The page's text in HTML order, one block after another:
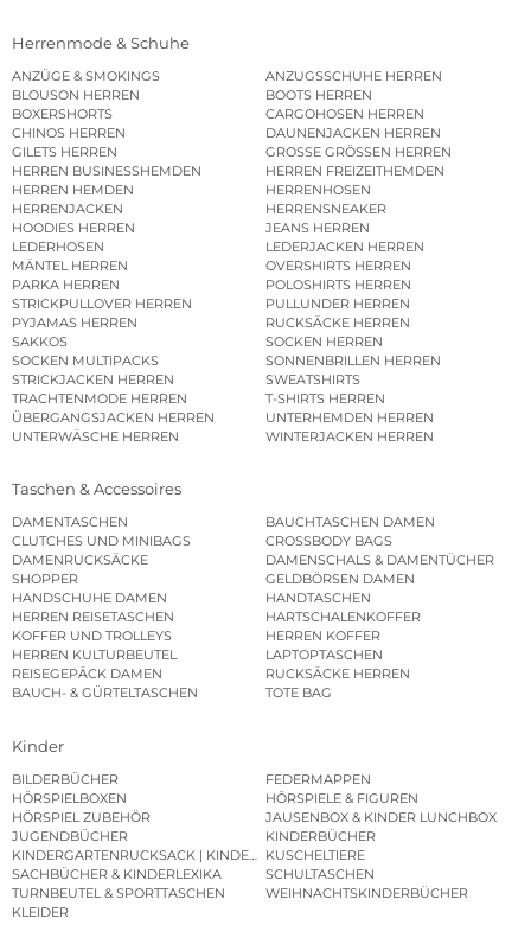
Herrenmode & Schuhe
ANZÜGE & SMOKINGS
ANZUGSSCHUHE HERREN
BLOUSON HERREN
BOOTS HERREN
BOXERSHORTS
CARGOHOSEN HERREN
CHINOS HERREN
DAUNENJACKEN HERREN
GILETS HERREN
GROSSE GRÖSSEN HERREN
HERREN BUSINESSHEMDEN
HERREN FREIZEITHEMDEN
HERREN HEMDEN
HERRENHOSEN
HERRENJACKEN
HERRENSNEAKER
HOODIES HERREN
JEANS HERREN
LEDERHOSEN
LEDERJACKEN HERREN
MÄNTEL HERREN
OVERSHIRTS HERREN
PARKA HERREN
POLOSHIRTS HERREN
STRICKPULLOVER HERREN
PULLUNDER HERREN
PYJAMAS HERREN
RUCKSÄCKE HERREN
SAKKOS
SOCKEN HERREN
SOCKEN MULTIPACKS
SONNENBRILLEN HERREN
STRICKJACKEN HERREN
SWEATSHIRTS
TRACHTENMODE HERREN
T-SHIRTS HERREN
ÜBERGANGSJACKEN HERREN
UNTERHEMDEN HERREN
UNTERWÄSCHE HERREN
WINTERJACKEN HERREN
Taschen & Accessoires
DAMENTASCHEN
BAUCHTASCHEN DAMEN
CLUTCHES UND MINIBAGS
CROSSBODY BAGS
DAMENRUCKSÄCKE
DAMENSCHALS & DAMENTÜCHER
SHOPPER
GELDBÖRSEN DAMEN
HANDSCHUHE DAMEN
HANDTASCHEN
HERREN REISETASCHEN
HARTSCHALENKOFFER
KOFFER UND TROLLEYS
HERREN KOFFER
HERREN KULTURBEUTEL
LAPTOPTASCHEN
REISEGEPÄCK DAMEN
RUCKSÄCKE HERREN
BAUCH- & GÜRTELTASCHEN
TOTE BAG
Kinder
BILDERBÜCHER
FEDERMAPPEN
HÖRSPIELBOXEN
HÖRSPIELE & FIGUREN
HÖRSPIEL ZUBEHÖR
JAUSENBOX & KINDER LUNCHBOX
JUGENDBÜCHER
KINDERBÜCHER
KINDERGARTENRUCKSACK | KINDERGARTENBEUTEL
KUSCHELTIERE
SACHBÜCHER & KINDERLEXIKA
SCHULTASCHEN
TURNBEUTEL & SPORTTASCHEN
WEIHNACHTSKINDERBÜCHER
KLEIDER